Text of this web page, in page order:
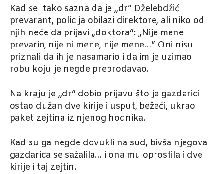
Kad se tako sazna da je „dr“ Dželebdžić
prevarant, policija obilazi direktore, ali niko od
njih neće da prijavi „doktora“: „Nije mene
prevario, nije ni mene, nije mene…“ Oni nisu
priznali da ih je nasamario i da im je uzimao
robu koju je negde preprodavao.
Na kraju je „dr“ dobio prijavu što je gazdarici
ostao dužan dve kirije i usput, bežeći, ukrao
paket zejtina iz njenog hodnika.
Kad su ga negde dovukli na sud, bivša njegova
gazdarica se sažalila… i ona mu oprostila i dve
kirije i taj zejtin.